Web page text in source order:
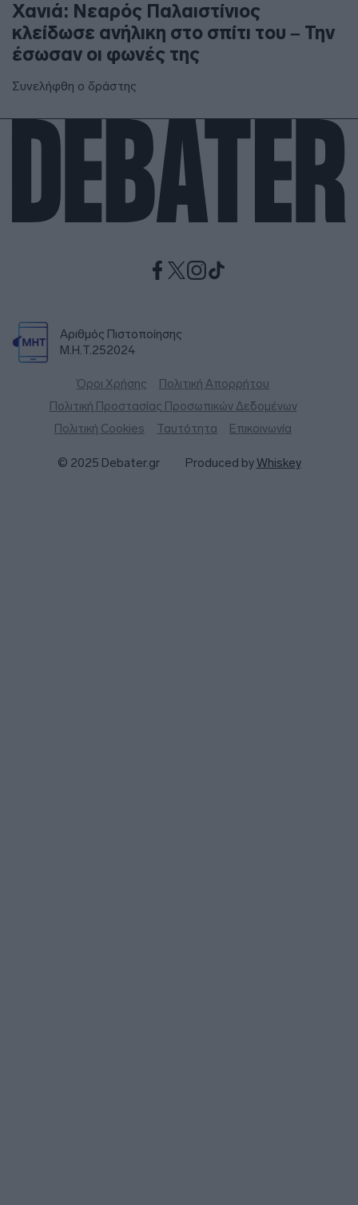
Χανιά: Νεαρός Παλαιστίνιος
κλείδωσε ανήλικη στο σπίτι του – Την
έσωσαν οι φωνές της
Συνελήφθη ο δράστης
Αριθμός Πιστοποίησης
Μ.Η.Τ.252024
Όροι Χρήσης
Πολιτική Απορρήτου
Πολιτική Προστασίας Προσωπικών Δεδομένων
Πολιτική Cookies
Ταυτότητα Επικοινωνία
© 2025 Debater.gr Produced byWhiskey